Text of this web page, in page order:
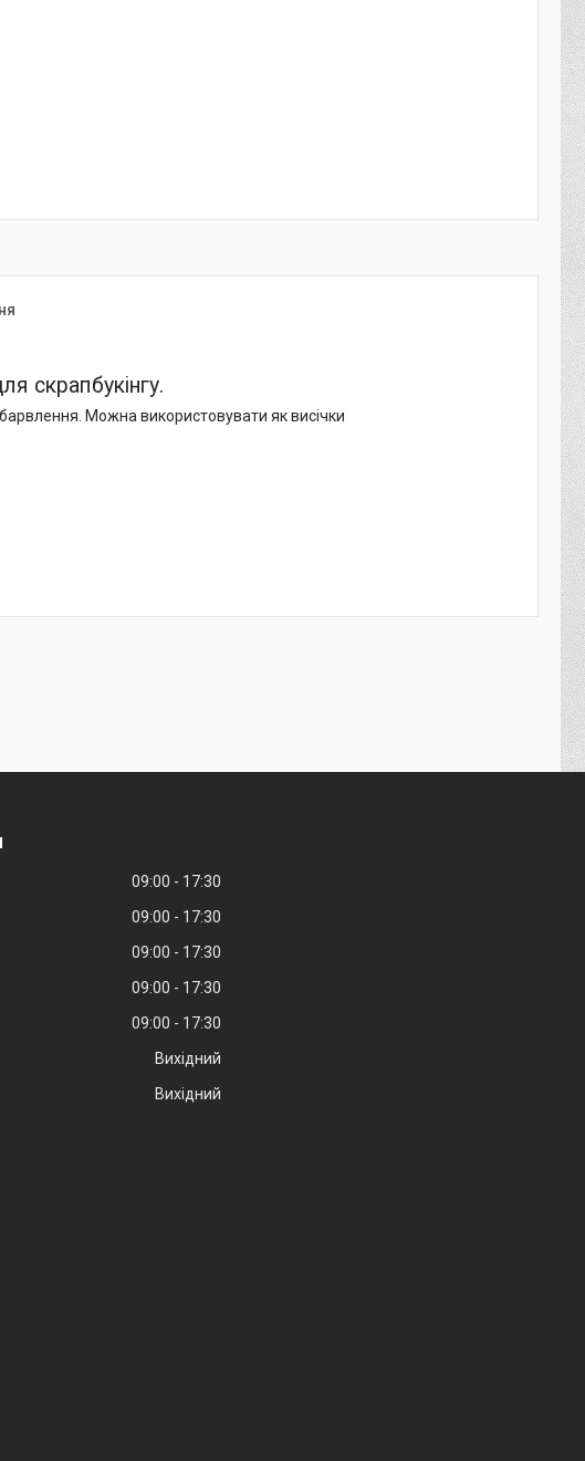
скрапбукінгу.
Можна використовувати як висічки
09:00
17:30
09:00
17:30
09:00
17:30
09:00
17:30
09:00
17:30
Вихідний
Вихідний